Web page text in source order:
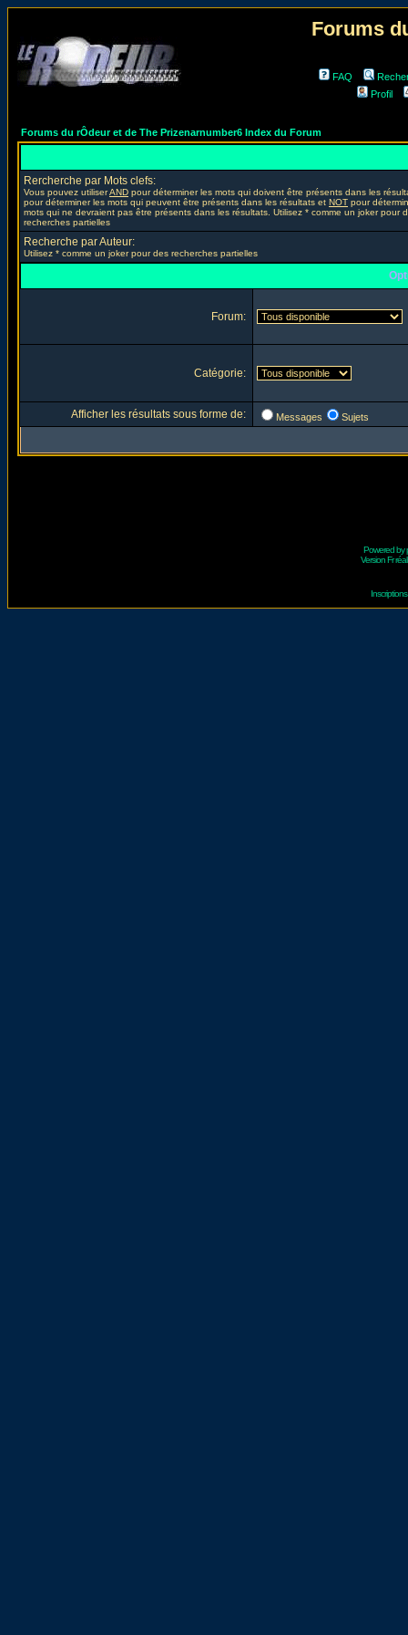
Forums
FAQ
Profil
Forums du rÔdeur et de The Prizenarnumber6 Index du Forum
Rercherche par Mots clefs:
Vous pouvez utiliserAND pour déterminer les mots qui doivent être présents dans les
pour déterminer les mots qui peuvent être présents dans les résultats et NOT pour
mots qui ne devraient pas être présents dans les résultats. Utilisez * comme un joker pour
recherches partielles
Recherche par Auteur:
Utilisez * comme un joker pour des recherches partielles
Forum:
Catégorie:
Afficher les résultats sous forme de: Messages Sujets
Powered by
Version Fr